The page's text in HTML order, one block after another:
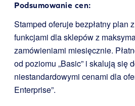
Podsumowanie cen:
Stamped oferuje bezpłatny plan
funkcjami dla sklepów z
zamówieniami miesięcznie.
od poziomu „Basic” i skalują się
niestandardowymi cenami dla
Enterprise”.